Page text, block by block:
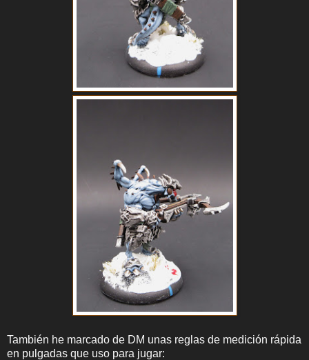
También he marcado de DM unas reglas de medición rápida
en pulgadas que uso para jugar: